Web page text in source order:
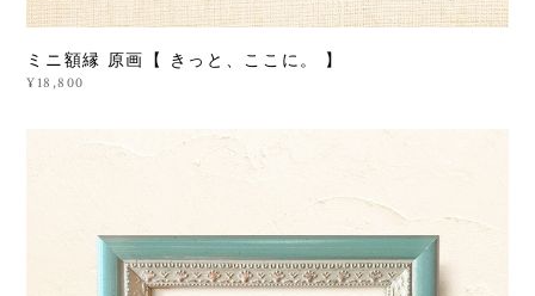
ミニ額縁 原画【 きっと、ここに。 】
¥18,800